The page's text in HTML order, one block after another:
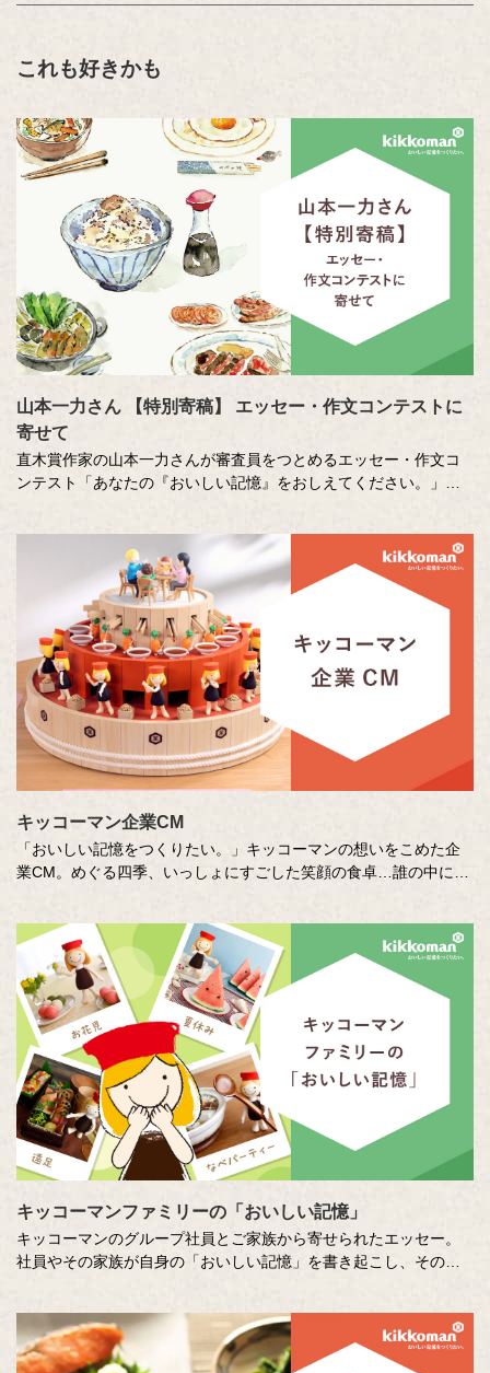
これも好きかも
山本一力さん 【特別寄稿】 エッセー・作文コンテストに
寄せて
直木賞作家の山本一力さんが審査員をつとめるエッセー・作文コ
ンテスト「あなたの『おいしい記憶』をおしえてください。」に
キッコーマン企業CM
「おいしい記憶をつくりたい。」キッコーマンの想いをこめた企
業CM。めぐる四季、いっしょにすごした笑顔の食卓…誰の中にも
いや意図もあわせてお楽しみください。
キッコーマンファミリーの「おいしい記憶」
キッコーマンのグループ社員とご家族から寄せられたエッセー。
社員やその家族が自身の「おいしい記憶」を書き起こし、そのた
くための取り組みのひとつです。